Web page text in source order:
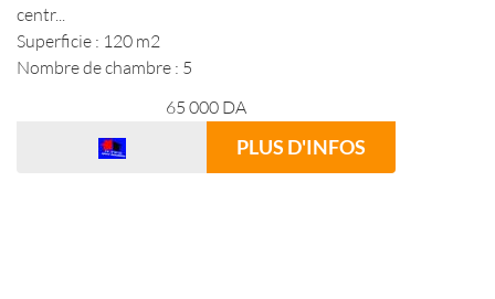
centr...
Superficie : 120 m2
Nombre de chambre : 5
65 000 DA
PLUS D'INFOS